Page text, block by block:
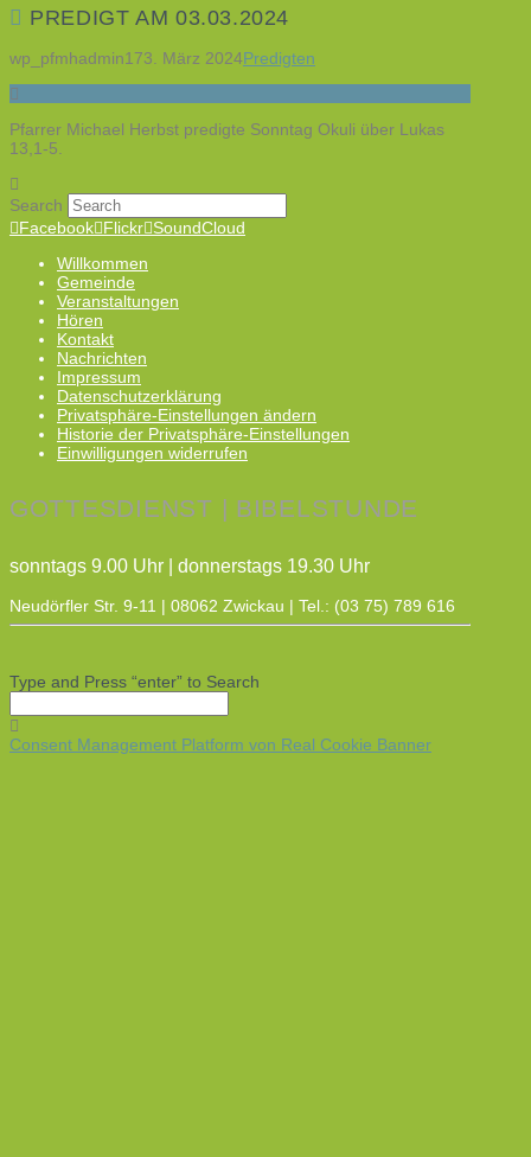
PREDIGT AM 03.03.2024
wp_pfmhadmin173. März 2024Predigten
Pfarrer Michael Herbst predigte Sonntag Okuli über Lukas
13,1-5.
Search
Facebook Flickr SoundCloud
Willkommen
Gemeinde
Veranstaltungen
Hören
Kontakt
Nachrichten
Impressum
Datenschutzerklärung
Privatsphäre-Einstellungen ändern
Historie der Privatsphäre-Einstellungen
Einwilligungen widerrufen
GOTTESDIENST | BIBELSTUNDE
sonntags 9.00 Uhr | donnerstags 19.30 Uhr
Neudörfler Str. 9-11 | 08062 Zwickau | Tel.: (03 75) 789 616
Type and Press “enter” to Search
Consent Management Platform von Real Cookie Banner